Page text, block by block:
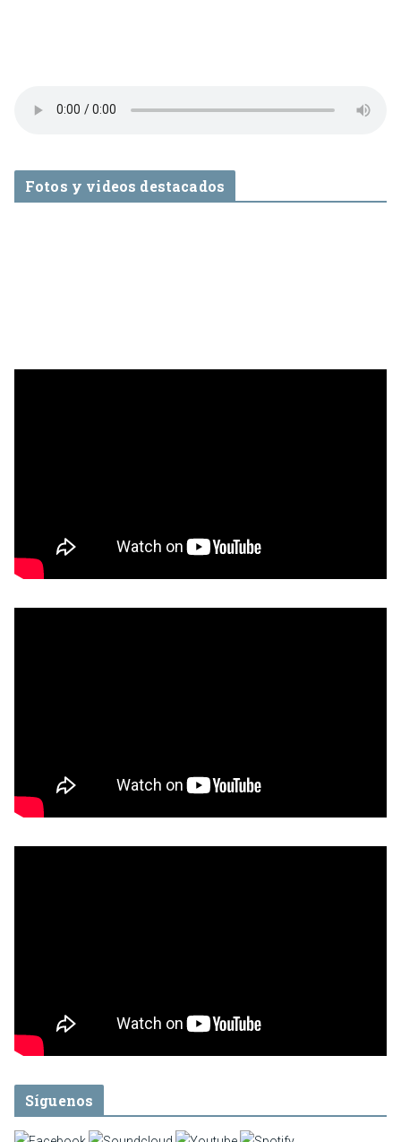
Fotos y videos destacados
Síguenos